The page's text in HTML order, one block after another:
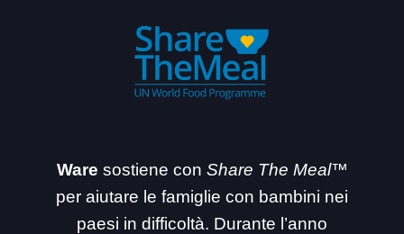
Ware sostiene con Share The Meal™
per aiutare le famiglie con bambini nei
paesi in difficoltà. Durante l’anno